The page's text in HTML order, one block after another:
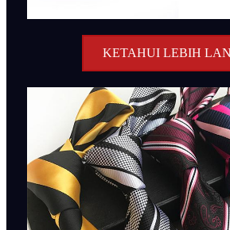
KETAHUI LEBIH